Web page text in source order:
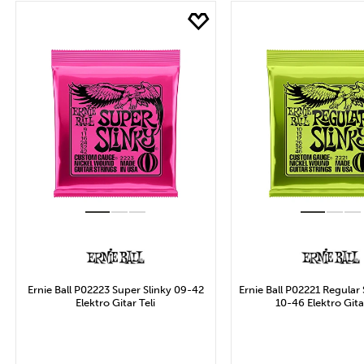
SAVAREZ
DADDARIO
MARKSTRINGS
Ernie Ball P02223 Super Slinky 09-42
Elektro Gitar Teli
Ernie Ball P02221
10-46 Elektro